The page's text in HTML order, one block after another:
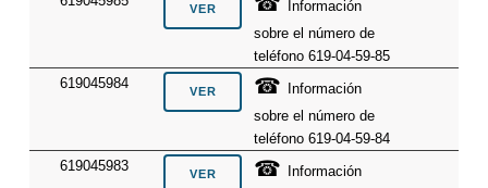
Información
sobre el número de
teléfono 619-04-59-85
619045984
☎ Información
sobre el número de
teléfono 619-04-59-84
619045983
☎ Información